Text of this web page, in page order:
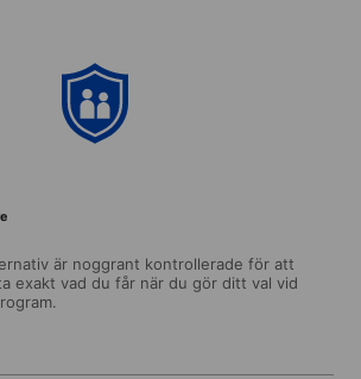
är noggrant kontrollerade för att
exakt vad du får när du gör ditt val vid